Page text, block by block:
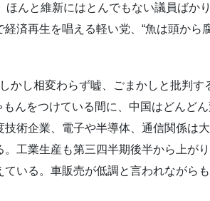
んと維新にはとんでもない議員ばか
済再生を唱える軽い党、“魚は頭から
かし相変わらず嘘、ごまかしと批判す
んをつけている間に、中国はどんど
術企業、電子や半導体、通信関係は
工業生産も第三四半期後半から上が
いる。車販売が低調と言われながら